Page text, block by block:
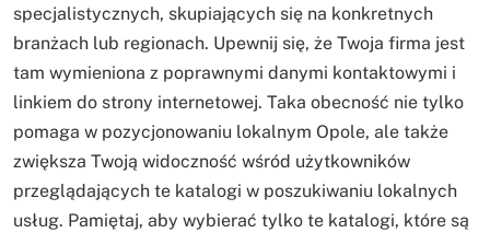
specjalistycznych, skupiających się na konkretnych
branżach lub regionach. Upewnij się, że Twoja firma jest
tam wymieniona z poprawnymi danymi kontaktowymi i
linkiem do strony internetowej. Taka obecność nie tylko
pomaga w pozycjonowaniu lokalnym Opole, ale także
zwiększa Twoją widoczność wśród użytkowników
przeglądających te katalogi w poszukiwaniu lokalnych
usług. Pamiętaj, aby wybierać tylko te katalogi, które są